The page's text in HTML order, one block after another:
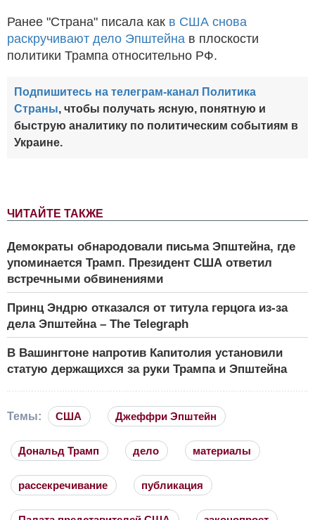
ЧИТАЙТЕ ТАКЖЕ
Демократы обнародовали письма Эпштейна, где
упоминается Трамп. Президент США ответил
встречными обвинениями
Принц Эндрю отказался от титула герцога из-за
дела Эпштейна – The Telegraph
В Вашингтоне напротив Капитолия установили
статую держащихся за руки Трампа и Эпштейна
Ранее "Страна" писала как в США снова
раскручивают дело Эпштейна в плоскости
политики Трампа относительно РФ.
Подпишитесь на телеграм-канал Политика
Страны, чтобы получать ясную, понятную и
быструю аналитику по политическим событиям в
Украине.
Темы: США Джеффри Эпштейн
Дональд Трамп дело материалы
рассекречивание публикация